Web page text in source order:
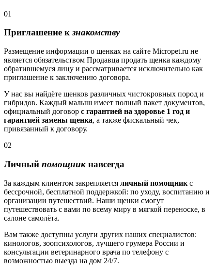
01
Приглашение кзнакомству
Размещение информации о щенках на сайте Micropet.ru не
является обязательством Продавца продать щенка каждому
обратившемуся лицу и рассматривается исключительно как
приглашение к заключению договора.
У нас вы найдёте щенков различных чистокровных пород и
гибридов. Каждый малыш имеет полный пакет документов,
официальный договор с гарантией на здоровье 1 год и
гарантией замены щенка, а также фискальный чек,
привязанный к договору.
02
Личный помощник навсегда
За каждым клиентом закрепляется личный помощник с
бессрочной, бесплатной поддержкой: по уходу, воспитанию и
организации путешествий. Наши щенки смогут
путешествовать с вами по всему миру в мягкой переноске, в
салоне самолёта.
Вам также доступны услуги других наших специалистов:
кинологов, зоопсихологов, лучшего грумера России и
консультации ветеринарного врача по телефону с
возможностью выезда на дом 24/7.